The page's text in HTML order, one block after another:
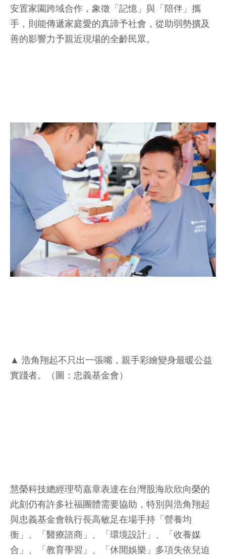
安置家園跨域合作，象徵「記憶」與「陪伴」攜
手，則能傳遞家庭愛的真諦予社會，從助弱勢擴及
善的影響力予親近現場的全齡民眾。
▲ 浩角翔起不只出一張嘴，親手彩繪變身最暖公益
實踐者。（圖：忠義基金會）
慧榮科技總經理茍嘉章表達在台灣股海欣欣向榮的
此刻仍有許多社福團體需要協助，特別與浩角翔起
與忠義基金會執行長高敏足在場手持「營養均
衡」、「醫療諮商」、「環境設計」、「收養媒
合」、「教育學習」、「休閒娛樂」多項失依兒迫